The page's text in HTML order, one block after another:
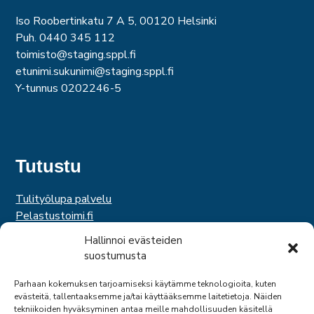
Hallinnoi evästeiden
suostumusta
Parhaan kokemuksen tarjoamiseksi käytämme teknologioita, kuten
evästeitä, tallentaaksemme ja/tai käyttääksemme laitetietoja. Näiden
tekniikoiden hyväksyminen antaa meille mahdollisuuden käsitellä
Iso Roobertinkatu 7 A 5, 00120 Helsinki
Puh. 0440 345 112
toimisto@staging.sppl.fi
etunimi.sukunimi@staging.sppl.fi
Y-tunnus 0202246-5
Tutustu
Tulityölupa palvelu
Pelastustoimi.fi
Hätäkeskuslaitos
Palosuojelurahasto
Suomen Pelastusalan Keskusjärjestö
SPEK